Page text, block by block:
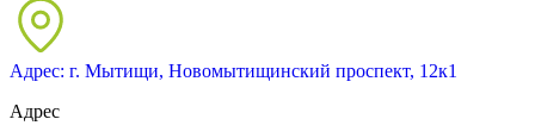
Адрес: г. Мытищи, Новомытищинский проспект, 12к1
Адрес